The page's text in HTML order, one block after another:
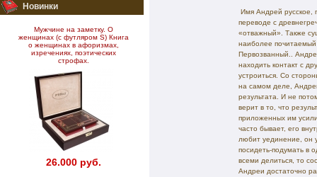
Новинки
Мужчине на заметку. О
женщинах (с футляром S) Книга
о женщинах в афоризмах,
изречениях, поэтических
строфах.
26.000 руб.
Имя Андрей русское,
переводе с
«отважный». Также
наиболее
Первозванный..
находить контакт с
устроиться. Со
на самом деле,
результата. И не
верит в то, что
приложенных им
часто бывает, его
любит уединение, он
посидеть-подумать в
всеми делиться, то
Андреи достаточно